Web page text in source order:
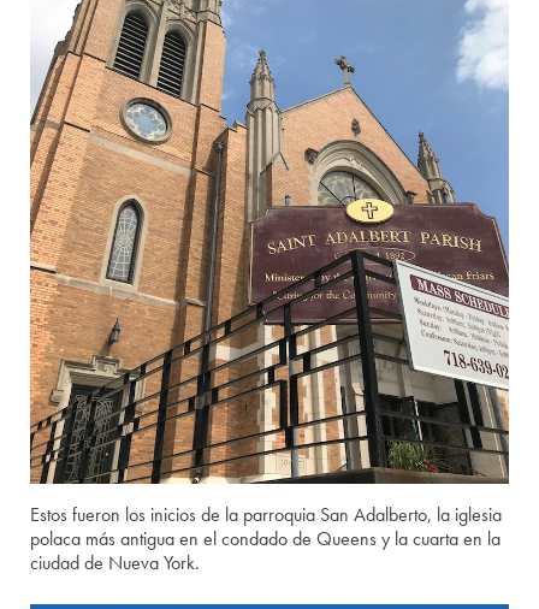
Estos fueron los inicios de la parroquia San Adalberto, la iglesia
polaca más antigua en el condado de Queens y la cuarta en la
ciudad de Nueva York.